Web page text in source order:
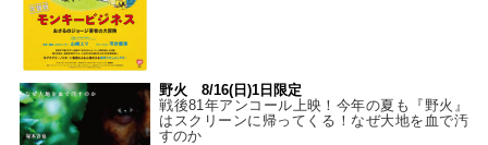
野火 8/16(日)1日限定
戦後81年アンコール上映！今年の夏も『野火』
はスクリーンに帰ってくる！なぜ大地を血で汚
すのか